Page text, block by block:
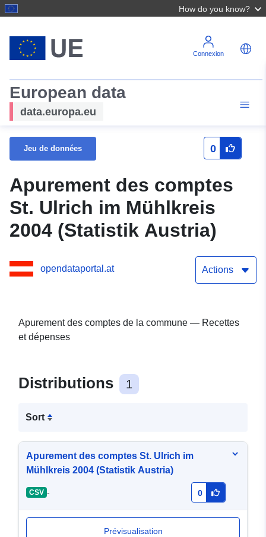
How do you know?
Connexion
European data
data.europa.eu
Jeu de données 0
Apurement des comptes
St. Ulrich im Mühlkreis
2004 (Statistik Austria)
opendataportal.at Actions
Apurement des comptes de la commune — Recettes
et dépenses
Distributions 1
Sort
Apurement des comptes St. Ulrich im
Mühlkreis 2004 (Statistik Austria)
CSV - 0
Prévisualisation